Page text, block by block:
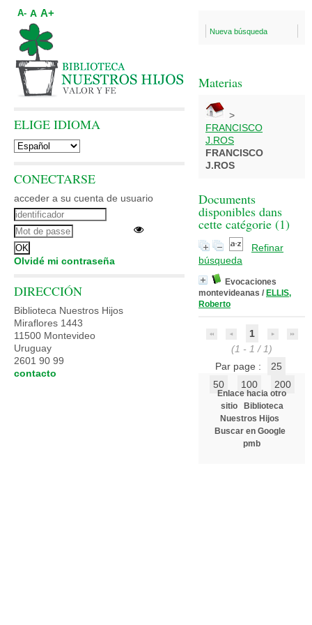
Nueva búsqueda
Materias
>
FRANCISCO
J.ROS
FRANCISCO
J.ROS
Documents
disponibles dans
cette catégorie (1)
Refinar
búsqueda
Evocaciones
montevideanas / ELLIS,
Roberto
1
(1 - 1 / 1)
Par page :
25
50
100 200
Enlace hacia otro
sitio
Biblioteca
Nuestros Hijos
Buscar en Google
pmb
A- A A+
ELIGE IDIOMA
CONECTARSE
acceder a su cuenta de usuario
Olvidé mi contraseña
DIRECCIÓN
Biblioteca Nuestros Hijos
Miraflores 1443
11500 Montevideo
Uruguay
2601 90 99
contacto